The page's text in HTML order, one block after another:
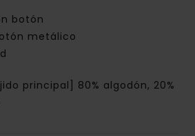
botón
metálico
principal] 80% algodón, 20%